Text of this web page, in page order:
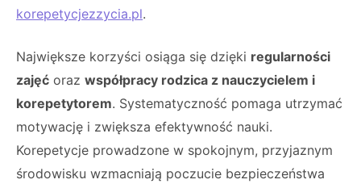
korepetycjezzycia.pl.
Największe korzyści osiąga się dzięki regularności
zajęć oraz współpracy rodzica z nauczycielem i
korepetytorem. Systematyczność pomaga utrzymać
motywację i zwiększa efektywność nauki.
Korepetycje prowadzone w spokojnym, przyjaznym
środowisku wzmacniają poczucie bezpieczeństwa